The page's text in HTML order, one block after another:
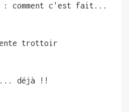
: comment c'est fait...
trottoir
déjà !!